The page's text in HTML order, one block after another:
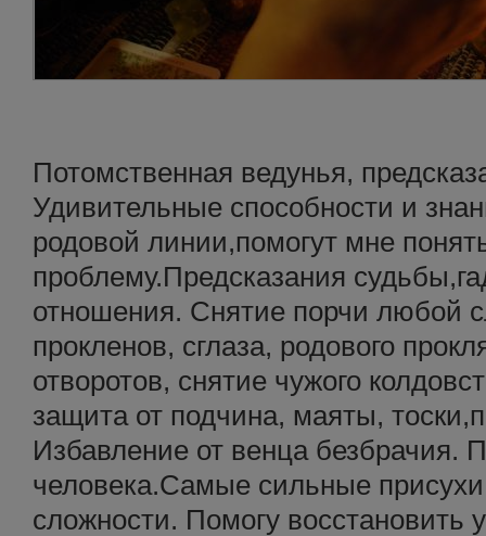
Потомственная ведунья,
Удивительные способности и
родовой линии,помогут мне
проблему.Предсказания
отношения. Снятие порчи любой
прокленов, сглаза, родового
отворотов, снятие чужого
защита от подчина, маяты,
Избавление от венца безбрачия.
человека.Самые сильные
сложности. Помогу восстановить